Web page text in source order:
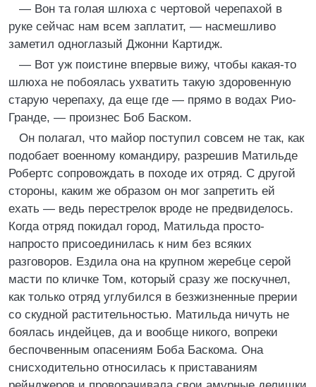
— Вон та голая шлюха с чертовой черепахой в
руке сейчас нам всем заплатит, — насмешливо
заметил одноглазый Джонни Картидж.
— Вот уж поистине впервые вижу, чтобы какая-то
шлюха не побоялась ухватить такую здоровенную
старую черепаху, да еще где — прямо в водах Рио-
Гранде, — произнес Боб Баском.
Он полагал, что майор поступил совсем не так, как
подобает военному командиру, разрешив Матильде
Робертс сопровождать в походе их отряд. С другой
стороны, каким же образом он мог запретить ей
ехать — ведь перестрелок вроде не предвиделось.
Когда отряд покидал город, Матильда просто-
напросто присоединилась к ним без всяких
разговоров. Ездила она на крупном жеребце серой
масти по кличке Том, который сразу же поскучнел,
как только отряд углубился в безжизненные прерии
со скудной растительностью. Матильда ничуть не
боялась индейцев, да и вообще никого, вопреки
беспочвенным опасениям Боба Баскома. Она
снисходительно относилась к приставаниям